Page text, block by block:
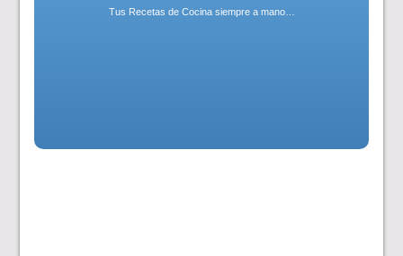
Tus Recetas de Cocina siempre a mano…